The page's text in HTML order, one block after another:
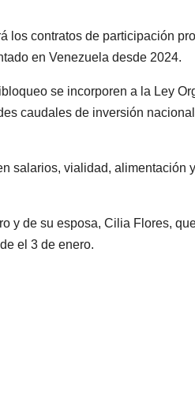
los contratos de participación
en Venezuela desde 2024.
se incorporen a la Ley
caudales de inversión
salarios, vialidad, alimentación
y de su esposa, Cilia Flores,
el 3 de enero.